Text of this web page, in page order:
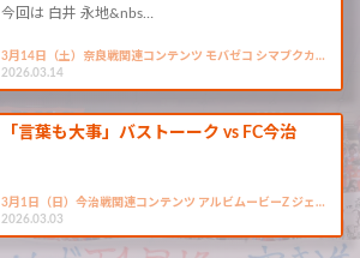
今回は 白井 永地&nbs…
3月14日（土）奈良戦関連コンテンツ モバゼコ シマブクカ…
2026.03.14
「言葉も大事」バストーーク vs FC今治
3月1日（日）今治戦関連コンテンツ アルビムービーZ ジェ…
2026.03.03